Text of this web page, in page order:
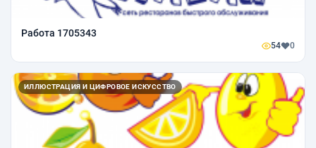
Работа 1705343
54 0
ИЛЛЮСТРАЦИЯ И ЦИФРОВОЕ ИСКУССТВО